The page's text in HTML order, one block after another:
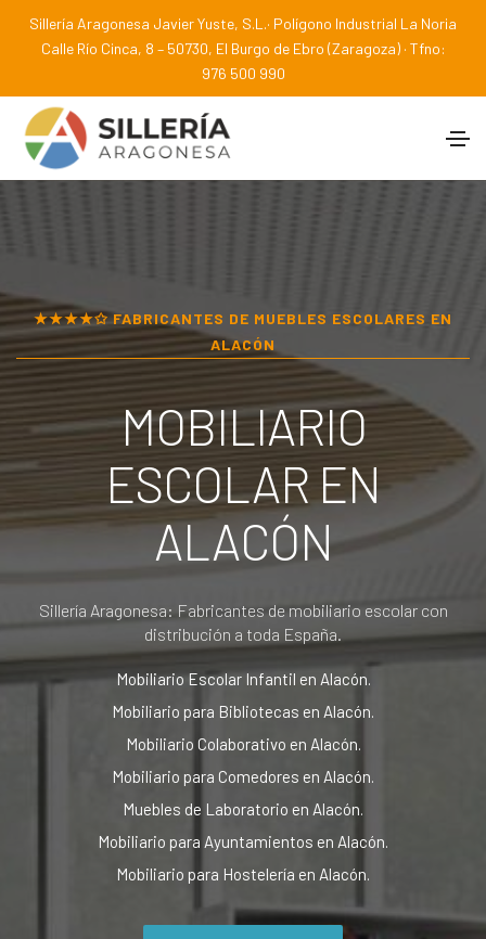
Sillería Aragonesa Javier Yuste, S.L.· Polígono Industrial La Noria
Calle Río Cinca, 8 – 50730, El Burgo de Ebro (Zaragoza) · Tfno:
976 500 990
★★★★✩ FABRICANTES DE MUEBLES ESCOLARES EN
ALACÓN
MOBILIARIO
ESCOLAR EN
ALACÓN
Sillería Aragonesa: Fabricantes de mobiliario escolar con
distribución a toda España.
Mobiliario Escolar Infantil en Alacón.
Mobiliario para Bibliotecas en Alacón.
Mobiliario Colaborativo en Alacón.
Mobiliario para Comedores en Alacón.
Muebles de Laboratorio en Alacón.
Mobiliario para Ayuntamientos en Alacón.
Mobiliario para Hostelería en Alacón.